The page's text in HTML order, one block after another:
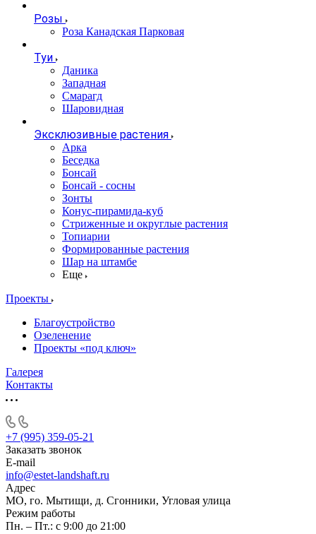
Розы
Роза Канадская Парковая
Туи
Даника
Западная
Смарагд
Шаровидная
Эксклюзивные растения
Арка
Беседка
Бонсай
Бонсай - сосны
Зонты
Конус-пирамида-куб
Стриженные и округлые растения
Топиарии
Формированные растения
Шар на штамбе
Еще
Проекты
Благоустройство
Озеленение
Проекты «под ключ»
Галерея
Контакты
+7 (995) 359-05-21
Заказать звонок
E-mail
info@estet-landshaft.ru
Адрес
МО, го. Мытищи, д. Сгонники, Угловая улица
Режим работы
Пн. – Пт.: с 9:00 до 21:00